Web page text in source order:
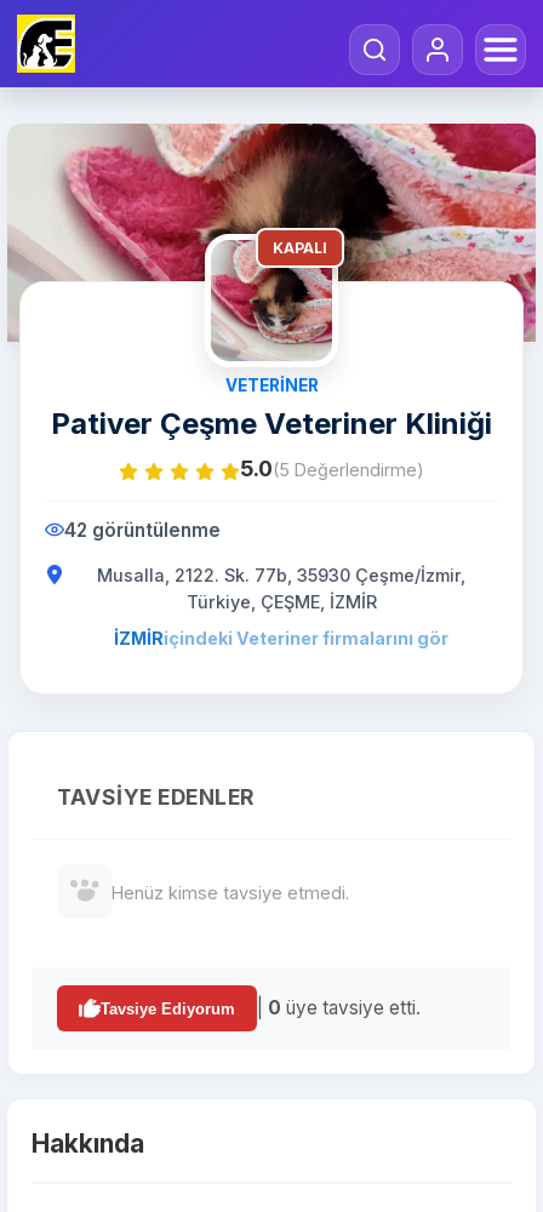
KAPALI
VETERINER
Pativer Çeşme Veteriner Kliniği
5.0(5 Değerlendirme)
42 görüntülenme
Musalla, 2122. Sk. 77b, 35930 Çeşme/İzmir,
Türkiye, ÇEŞME, İZMİR
İZMİRiçindeki Veteriner firmalarını gör
TAVSIYE EDENLER
Henüz kimse tavsiye etmedi.
Tavsiye Ediyorum 0 üye tavsiye etti.
Hakkında